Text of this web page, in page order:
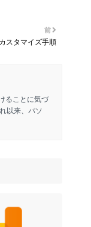
前
スタマイズ手順
ることに気づ
以来、パソ